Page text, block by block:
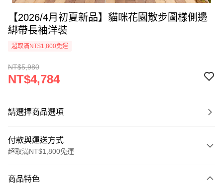
【2026/4月初夏新品】貓咪花園散步圖樣側邊
綁帶長袖洋裝
超取滿NT$1,800免運
NT$5,980
NT$4,784
請選擇商品選項
付款與運送方式
超取滿NT$1,800免運
信用卡一次付款
商品特色